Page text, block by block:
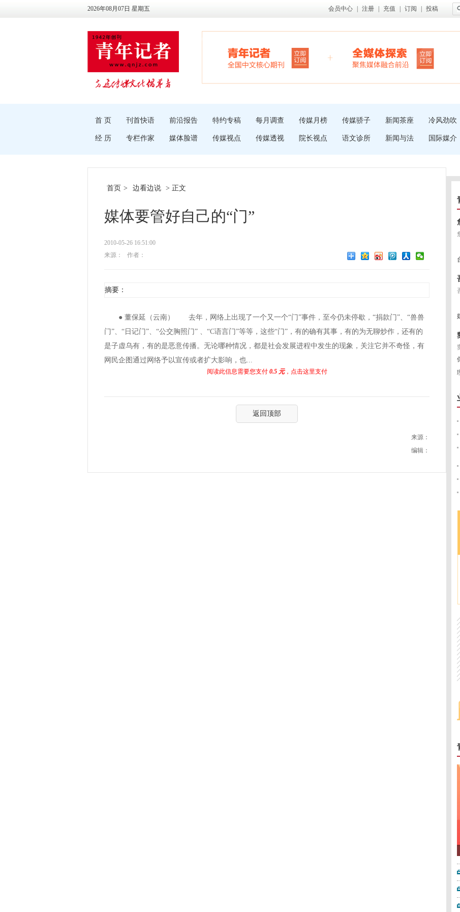
2026年08月07日 星期五 会员中心 注册 充值 订阅 投稿
首 页 刊首快语 前沿报告 特约专稿 每月调查 传媒月榜 传媒骄子 新闻茶座 冷风劲吹
经 历 专栏作家 媒体脸谱 传媒视点 传媒透视 院长视点 语文诊所 新闻与法 国际媒介
首页 > 边看边说 > 正文
媒体要管好自己的“门”
2010-05-26 16:51:00
来源：
作者：
摘要：
● 董保延（云南） 去年，网络上出现了一个又一个“门”事件，至今仍未停歇，“捐款门”、“兽兽
门”、“日记门”、“公交胸照门” 、“C语言门”等等，这些“门”，有的确有其事，有的为无聊炒作，还有的
是子虚乌有，有的是恶意传播。无论哪种情况，都是社会发展进程中发生的现象，关注它并不奇怪，有
网民企图通过网络予以宣传或者扩大影响，也...
阅读此信息需要您支付 0.5 元，点击这里支付
返回顶部
来源：
编辑：